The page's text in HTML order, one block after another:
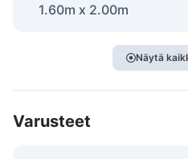
1.60m x 2.00m
Näytä
Varusteet